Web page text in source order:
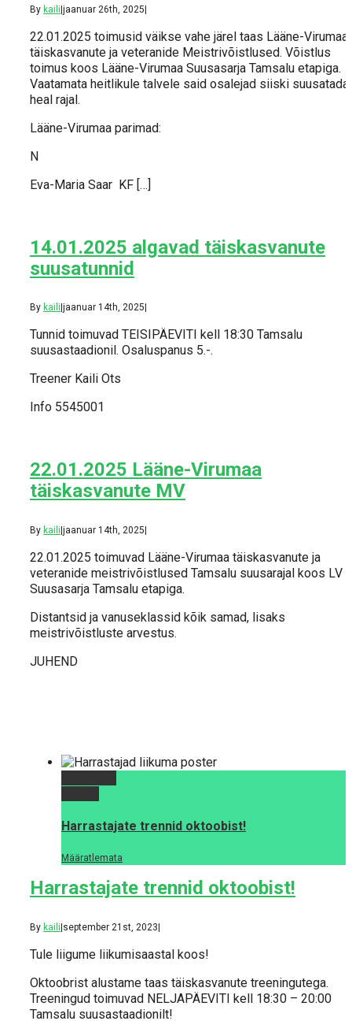
By kaili|jaanuar 26th, 2025|
22.01.2025 toimusid väikse vahe järel taas Lääne-Virumaa
täiskasvanute ja veteranide Meistrivõistlused. Võistlus
toimus koos Lääne-Virumaa Suusasarja Tamsalu etapiga.
Vaatamata heitlikule talvele said osalejad siiski suusatada
heal rajal.
Lääne-Virumaa parimad:
N
Eva-Maria Saar KF […]
14.01.2025 algavad täiskasvanute
suusatunnid
By kaili jaanuar 14th, 2025
Tunnid toimuvad TEISIPÄEVITI kell 18:30 Tamsalu
suusastaadionil. Osaluspanus 5.-.
Treener Kaili Ots
Info 5545001
22.01.2025 Lääne-Virumaa
täiskasvanute MV
By kaili|jaanuar 14th, 2025|
22.01.2025 toimuvad Lääne-Virumaa täiskasvanute ja
veteranide meistrivõistlused Tamsalu suusarajal koos LV
Suusasarja Tamsalu etapiga.
Distantsid ja vanuseklassid kõik samad, lisaks
meistrivõistluste arvestus.
JUHEND
Harrastajate trennid oktoobist!
Määratlemata
Harrastajate trennid oktoobist!
By kaili|september 21st, 2023|
Tule liigume liikumisaastal koos!
Oktoobrist alustame taas täiskasvanute treeningutega.
Treeningud toimuvad NELJAPÄEVITI kell 18:30 – 20:00
Tamsalu suusastaadionilt!